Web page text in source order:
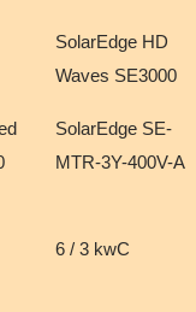
SolarEdge HD
Waves SE3000
SolarEdge SE-
MTR-3Y-400V-A
6 / 3 kwC